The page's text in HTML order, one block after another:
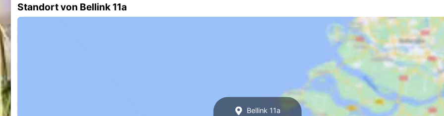
Standort von Bellink 11a
Bellink 11a